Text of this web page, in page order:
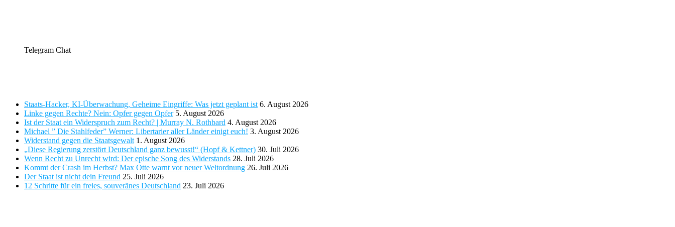
Telegram Chat
Staats-Hacker, KI-Überwachung, Geheime Eingriffe: Was jetzt geplant ist 6. August 2026
Linke gegen Rechte? Nein: Opfer gegen Opfer 5. August 2026
Ist der Staat ein Widerspruch zum Recht? | Murray N. Rothbard 4. August 2026
Michael ” Die Stahlfeder” Werner: Libertarier aller Länder einigt euch! 3. August 2026
Widerstand gegen die Staatsgewalt 1. August 2026
„Diese Regierung zerstört Deutschland ganz bewusst!“ (Hopf & Kettner) 30. Juli 2026
Wenn Recht zu Unrecht wird: Der epische Song des Widerstands 28. Juli 2026
Kommt der Crash im Herbst? Max Otte warnt vor neuer Weltordnung 26. Juli 2026
Der Staat ist nicht dein Freund 25. Juli 2026
12 Schritte für ein freies, souveränes Deutschland 23. Juli 2026